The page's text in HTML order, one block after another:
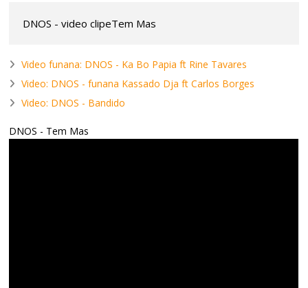
DNOS - video clipeTem Mas
Video funana: DNOS - Ka Bo Papia ft Rine Tavares
Video: DNOS - funana Kassado Dja ft Carlos Borges
Video: DNOS - Bandido
DNOS - Tem Mas